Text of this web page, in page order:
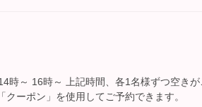
時～ 16時～ 上記時間、各1名様ずつ空きが
ーポン」を使用してご予約できます。